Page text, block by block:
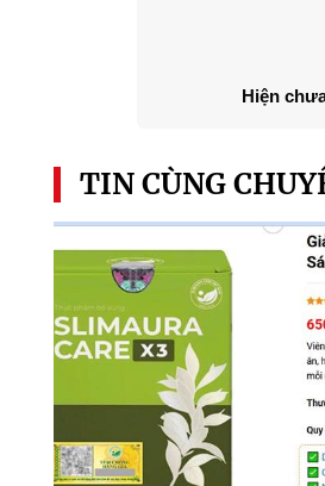
Hiện
TIN CÙNG